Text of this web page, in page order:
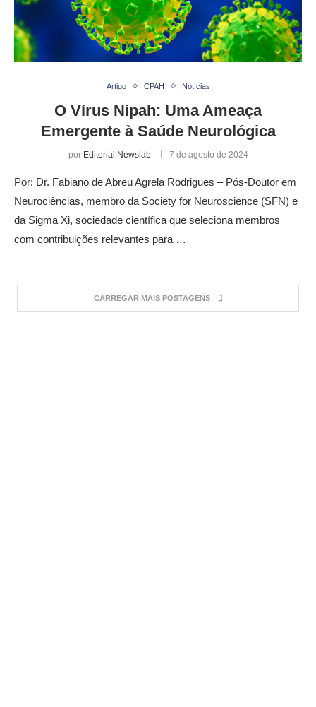
Artigo CPAH Notícias
O Vírus Nipah: Uma Ameaça
Emergente à Saúde Neurológica
por Editorial Newslab 7 de agosto de 2024
Por: Dr. Fabiano de Abreu Agrela Rodrigues – Pós-Doutor em
Neurociências, membro da Society for Neuroscience (SFN) e
da Sigma Xi, sociedade científica que seleciona membros
com contribuições relevantes para …
CARREGAR MAIS POSTAGENS